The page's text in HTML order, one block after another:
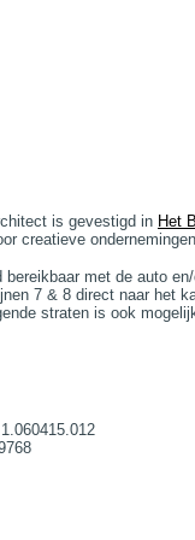
is gevestigd in Het
creatieve
bereikbaar met de auto
7 & 8 direct naar het
straten is ook